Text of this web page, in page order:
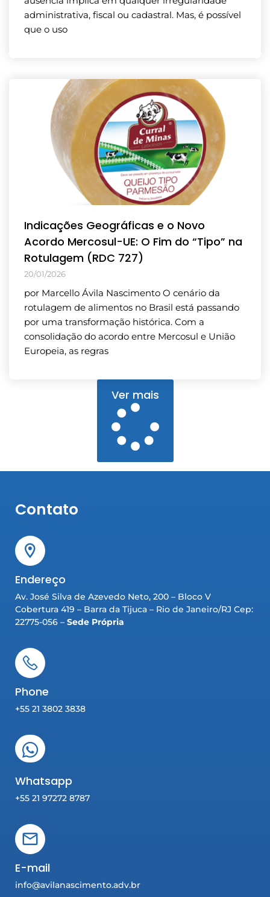
administrativa, fiscal ou cadastral. Mas, é possível
que o uso
Indicações Geográficas e o Novo
Acordo Mercosul-UE: O Fim do “Tipo” na
Rotulagem (RDC 727)
20/01/2026
por Marcello Ávila Nascimento O cenário da
rotulagem de alimentos no Brasil está passando
por uma transformação histórica. Com a
consolidação do acordo entre Mercosul e União
Europeia, as regras
Ver mais
Contato
Endereço
Av. José Silva de Azevedo Neto, 200 – Bloco V
Cobertura 419 – Barra da Tijuca – Rio de Janeiro/RJ Cep:
22775-056 – Sede Própria
Phone
+55 21 3802 3838
Whatsapp
+55 21 97272 8787
E-mail
info@avilanascimento.adv.br